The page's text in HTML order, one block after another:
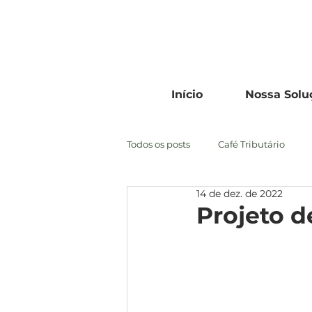
Início Nossa
Todos os posts Café Tributário
Projeto
14 de dez. de 2022